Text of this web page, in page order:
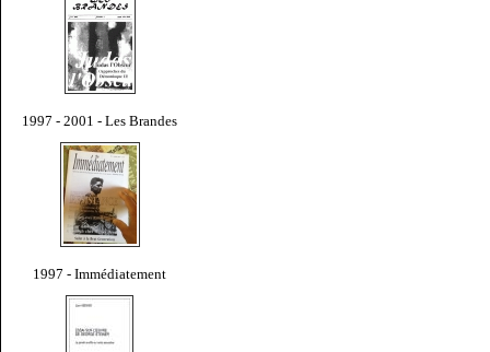
1997 - 2001 - Les Brandes
1997 - Immédiatement